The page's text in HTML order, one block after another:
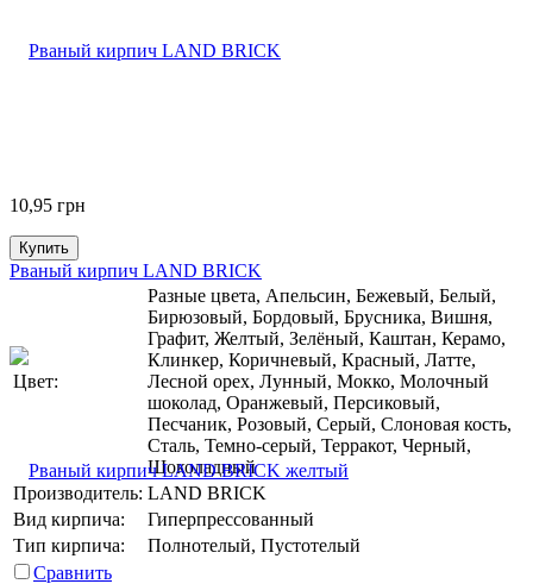
10,95 грн
Купить
Рваный кирпич LAND BRICK
Цвет:
Разные цвета, Апельсин, Бежевый, Белый,
Бирюзовый, Бордовый, Брусника, Вишня,
Графит, Желтый, Зелёный, Каштан, Керамо,
Клинкер, Коричневый, Красный, Латте,
Лесной орех, Лунный, Мокко, Молочный
шоколад, Оранжевый, Персиковый,
Песчаник, Розовый, Серый, Слоновая кость,
Сталь, Темно-серый, Терракот, Черный,
Шоколадный
Производитель: LAND BRICK
Вид кирпича:
Гиперпрессованный
Тип кирпича:
Полнотелый, Пустотелый
Сравнить